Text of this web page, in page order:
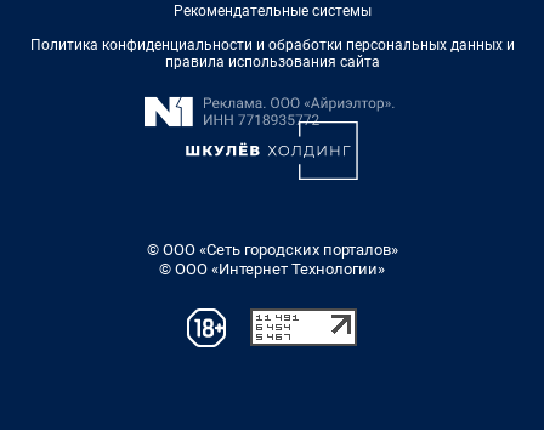
Рекомендательные системы
Политика конфиденциальности и обработки персональных данных и
правила использования сайта
© ООО «Сеть городских порталов»
© ООО «Интернет Технологии»